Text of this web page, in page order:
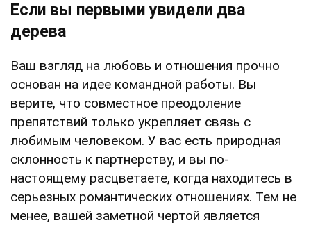
Если вы первыми увидели два
дерева
Ваш взгляд на любовь и отношения прочно
основан на идее командной работы. Вы
верите, что совместное преодоление
препятствий только укрепляет связь с
любимым человеком. У вас есть природная
склонность к партнерству, и вы по-
настоящему расцветаете, когда находитесь в
серьезных романтических отношениях. Тем не
менее, вашей заметной чертой является